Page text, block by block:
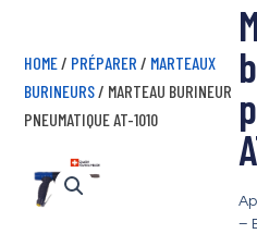
–
HOME / PRÉPARER / MARTEAUX
BURINEURS / MARTEAU BURINEUR
PNEUMATIQUE AT-1010